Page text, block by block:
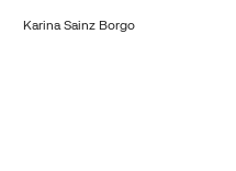
Karina Sainz Borgo